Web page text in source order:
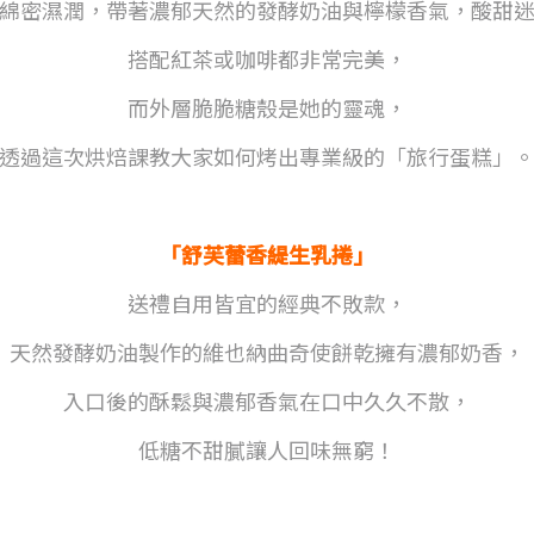
密濕潤，帶著濃郁天然的發酵奶油與檸檬香氣，酸甜迷
搭配紅茶或咖啡都非常完美，
而外層脆脆糖殼是她的靈魂，
透過這次烘焙課教大家如何烤出專業級的「旅行蛋糕」。
「舒芙蕾香緹生乳捲」
送禮自用皆宜的經典不敗款，
天然發酵奶油製作的維也納曲奇使餅乾擁有濃郁奶香，
入口後的酥鬆與濃郁香氣在口中久久不散，
低糖不甜膩讓人回味無窮！